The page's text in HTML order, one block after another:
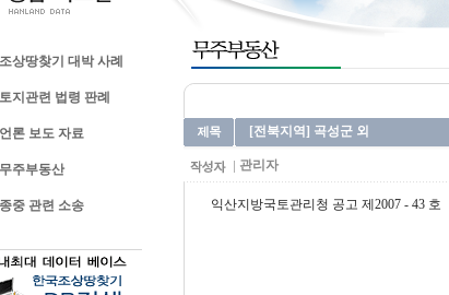
조상땅찾기 대박 사례
토지관련 법령 판례
언론 보도 자료
무주부동산
종중 관련 소송
[전북지역] 곡성군 외
관리자
익산지방국토관리청 공고 제2007 - 43 호